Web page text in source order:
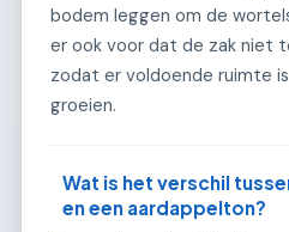
bodem leggen om de
er ook voor dat de zak niet
zodat er voldoende ruimte
groeien.
Wat is het verschil
en een aardappelton?